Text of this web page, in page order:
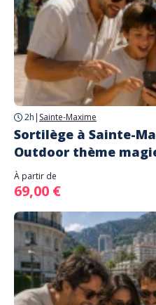
2h | Sainte-Maxime
Sortilège à Sainte-
Outdoor thème
À partir de
69,00 €